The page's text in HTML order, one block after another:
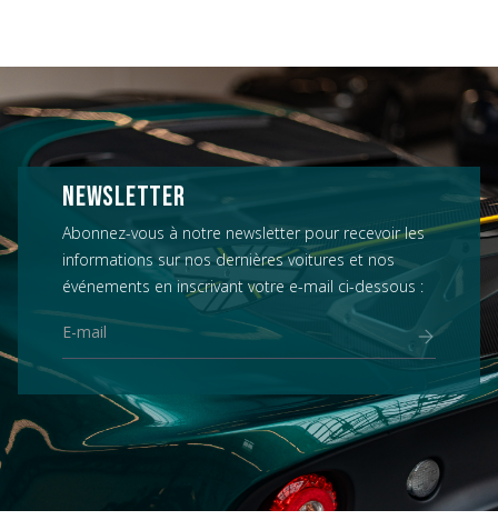
NEWSLETTER
Abonnez-vous à notre newsletter pour recevoir les
informations sur nos dernières voitures et nos
événements en inscrivant votre e-mail ci-dessous :